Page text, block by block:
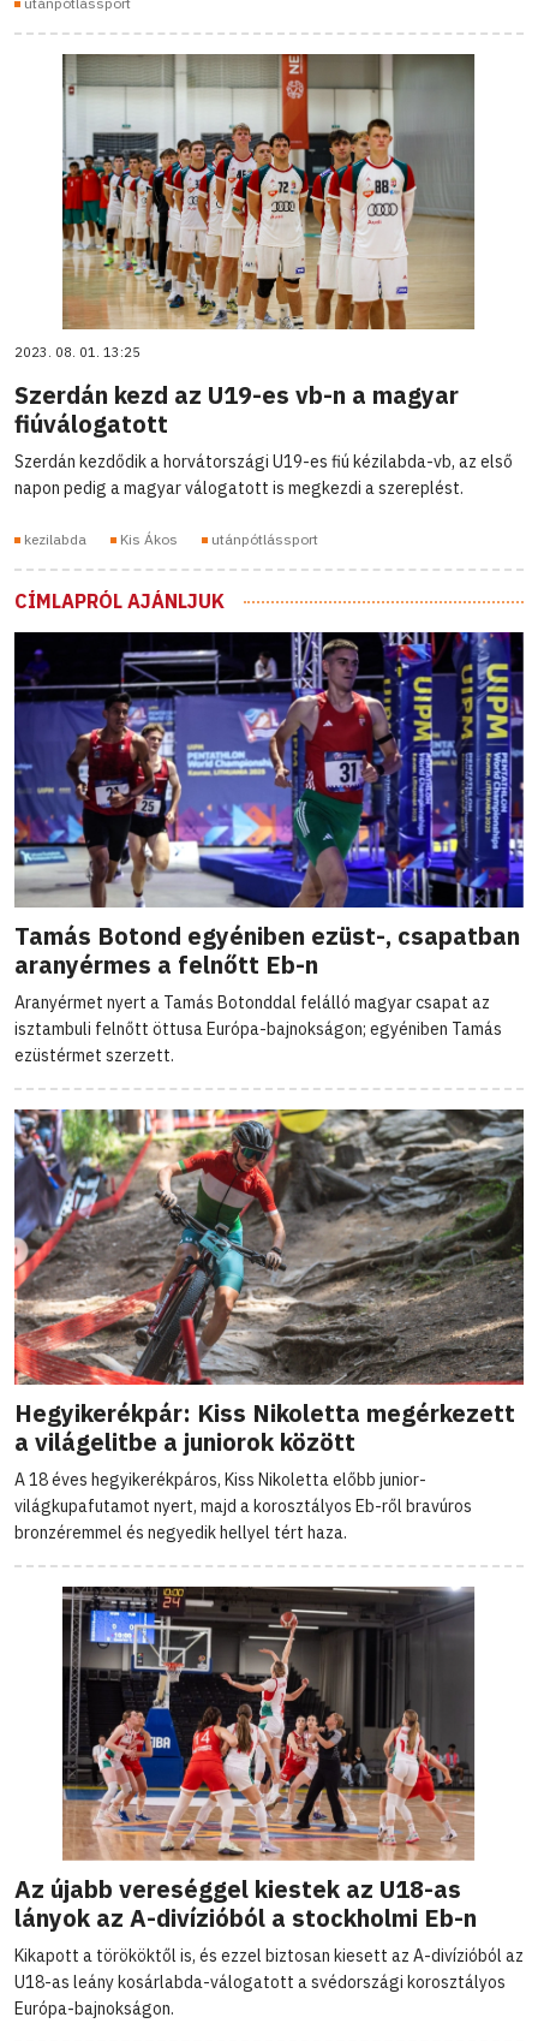
2023. 08. 01. 13:25
Szerdán kezd az U19-es vb-n a magyar
fiúválogatott
Szerdán kezdődik a horvátországi U19-es fiú kézilabda-vb, az első
napon pedig a magyar válogatott is megkezdi a szereplést.
kezilabda Kis Ákos utánpótlássport
CÍMLAPRÓL AJÁNLJUK
Tamás Botond egyéniben ezüst-, csapatban
aranyérmes a felnőtt Eb-n
Aranyérmet nyert a Tamás Botonddal felálló magyar csapat az
isztambuli felnőtt öttusa Európa-bajnokságon; egyéniben Tamás
ezüstérmet szerzett.
Hegyikerékpár: Kiss Nikoletta megérkezett
a világelitbe a juniorok között
A 18 éves hegyikerékpáros, Kiss Nikoletta előbb junior-
világkupafutamot nyert, majd a korosztályos Eb-ről bravúros
bronzéremmel és negyedik hellyel tért haza.
Az újabb vereséggel kiestek az U18-as
lányok az A-divízióból a stockholmi Eb-n
Kikapott a törököktől is, és ezzel biztosan kiesett az A-divízióból az
U18-as leány kosárlabda-válogatott a svédországi korosztályos
Európa-bajnokságon.